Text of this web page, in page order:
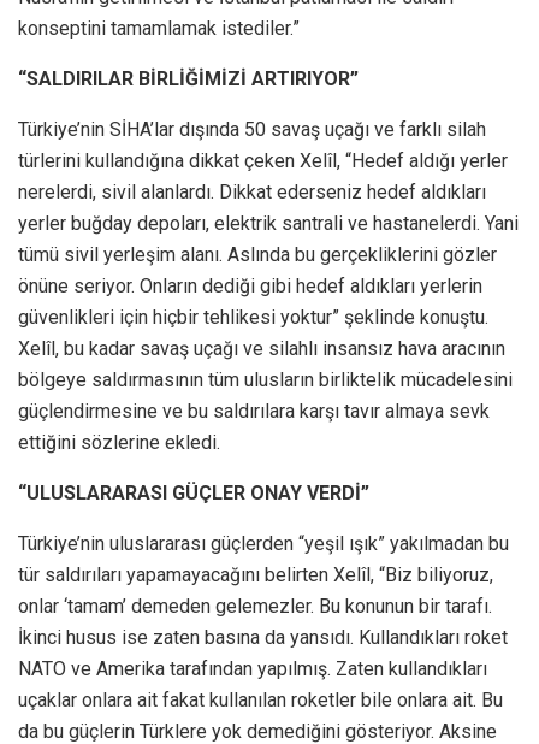
konseptini tamamlamak istediler.”
“SALDIRILAR BİRLİĞİMİZİ ARTIRIYOR”
Türkiye’nin SİHA’lar dışında 50 savaş uçağı ve farklı silah
türlerini kullandığına dikkat çeken Xelîl, “Hedef aldığı yerler
nerelerdi, sivil alanlardı. Dikkat ederseniz hedef aldıkları
yerler buğday depoları, elektrik santrali ve hastanelerdi. Yani
tümü sivil yerleşim alanı. Aslında bu gerçekliklerini gözler
önüne seriyor. Onların dediği gibi hedef aldıkları yerlerin
güvenlikleri için hiçbir tehlikesi yoktur” şeklinde konuştu.
Xelîl, bu kadar savaş uçağı ve silahlı insansız hava aracının
bölgeye saldırmasının tüm ulusların birliktelik mücadelesini
güçlendirmesine ve bu saldırılara karşı tavır almaya sevk
ettiğini sözlerine ekledi.
“ULUSLARARASI GÜÇLER ONAY VERDİ”
Türkiye’nin uluslararası güçlerden “yeşil ışık” yakılmadan bu
tür saldırıları yapamayacağını belirten Xelîl, “Biz biliyoruz,
onlar ‘tamam’ demeden gelemezler. Bu konunun bir tarafı.
İkinci husus ise zaten basına da yansıdı. Kullandıkları roket
NATO ve Amerika tarafından yapılmış. Zaten kullandıkları
uçaklar onlara ait fakat kullanılan roketler bile onlara ait. Bu
da bu güçlerin Türklere yok demediğini gösteriyor. Aksine